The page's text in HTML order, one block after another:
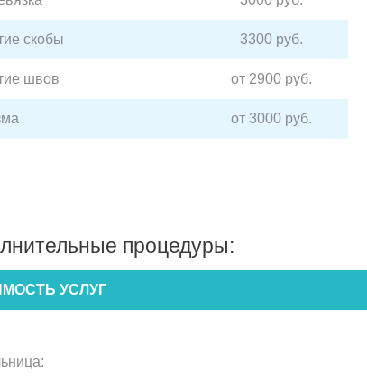
скобы 3300 руб.
швов от 2900 руб.
от 3000 руб.
процедуры:
УСЛУГ